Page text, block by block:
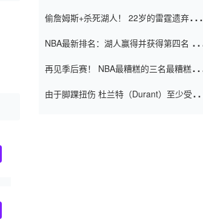
偷詹姆斯+杀死湖人！ 22岁的雷霆遗弃儿子
亿元人民币的合同
NBA最新排名：湖人赢得并获得第四名 小
再见季后赛！ NBA最糟糕的三名最糟糕的
由于脚踝扭伤 杜兰特（Durant）至少受伤